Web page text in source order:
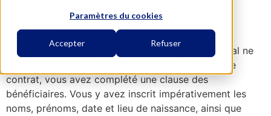
Paramètres du cookies
Accepter Refuser
Non versé
Il est possible que le ou
du capital ne
puissent pas être clairement identifiés. Dans votre
contrat, vous avez complété une clause des
bénéficiaires. Vous y avez inscrit impérativement les
noms, prénoms, date et lieu de naissance, ainsi que